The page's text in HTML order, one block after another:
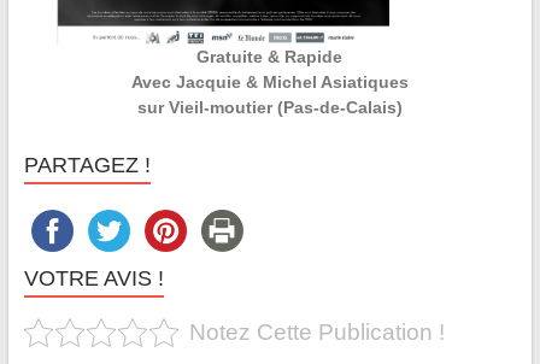
Gratuite & Rapide
Avec Jacquie & Michel Asiatiques
sur Vieil-moutier (Pas-de-Calais)
PARTAGEZ !
VOTRE AVIS !
Notez Cette Publication !